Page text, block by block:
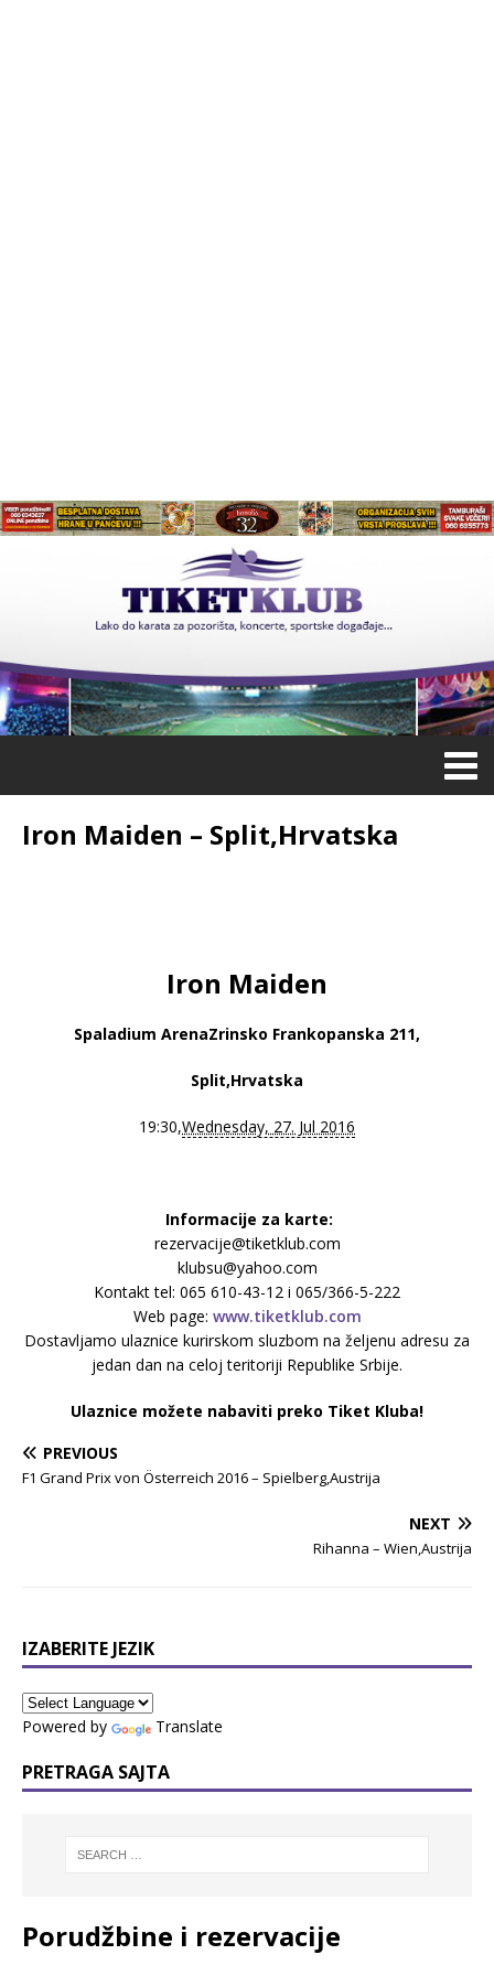
Iron Maiden – Split,Hrvatska
Iron Maiden
Spaladium ArenaZrinsko Frankopanska 211,
Split,Hrvatska
19:30,Wednesday, 27. Jul 2016
Informacije za karte:
rezervacije@tiketklub.com
klubsu@yahoo.com
Kontakt tel: 065 610-43-12 i 065/366-5-222
Web page: www.tiketklub.com
Dostavljamo ulaznice kurirskom sluzbom na željenu adresu za
jedan dan na celoj teritoriji Republike Srbije.
Ulaznice možete nabaviti preko Tiket Kluba!
PREVIOUS
F1 Grand Prix von Österreich 2016 – Spielberg,Austrija
NEXT
Rihanna – Wien,Austrija
IZABERITE JEZIK
Powered by Translate
PRETRAGA SAJTA
Porudžbine i rezervacije